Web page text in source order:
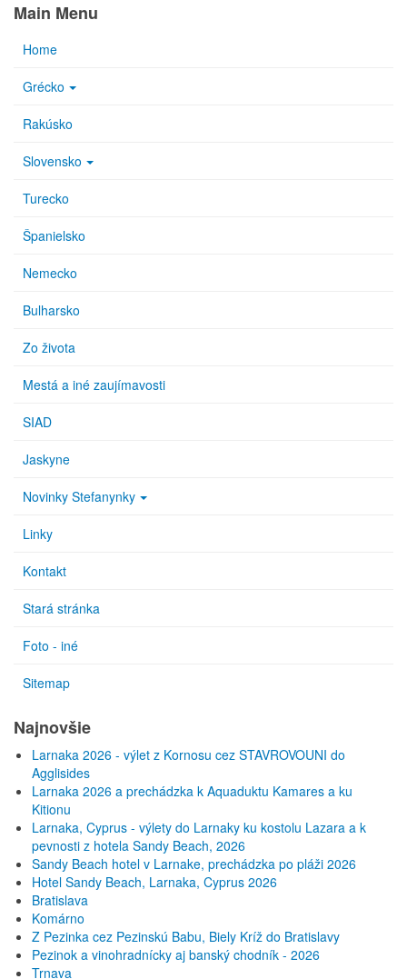
Main Menu
Home
Grécko
Rakúsko
Slovensko
Turecko
Španielsko
Nemecko
Bulharsko
Zo života
Mestá a iné zaujímavosti
SIAD
Jaskyne
Novinky Stefanynky
Linky
Kontakt
Stará stránka
Foto - iné
Sitemap
Najnovšie
Larnaka 2026 - výlet z Kornosu cez STAVROVOUNI do
Agglisides
Larnaka 2026 a prechádzka k Aquaduktu Kamares a ku
Kitionu
Larnaka, Cyprus - výlety do Larnaky ku kostolu Lazara a k
pevnosti z hotela Sandy Beach, 2026
Sandy Beach hotel v Larnake, prechádzka po pláži 2026
Hotel Sandy Beach, Larnaka, Cyprus 2026
Bratislava
Komárno
Z Pezinka cez Pezinskú Babu, Biely Kríž do Bratislavy
Pezinok a vinohradnícky aj banský chodník - 2026
Trnava